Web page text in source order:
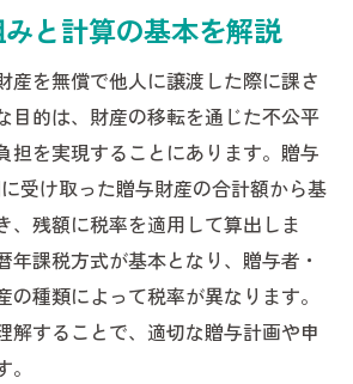
算で間違いやすいポイント解説
告で失敗しないための確認事項
算後の申告内容チェック方法
告ミスによるペナルティの回避策
算時の重要な書類管理のコツ
ての贈与税計算のコツを解説
節税に役立つ計算テクニック
基礎控除活用で税負担を軽減
例を活かした節税方法の紹介
と計算の基本を解説
産を無償で他人に譲渡した際に課さ
目的は、財産の移転を通じた不公平
担を実現することにあります。贈与
受け取った贈与財産の合計額から基
、残額に税率を適用して算出しま
年課税方式が基本となり、贈与者・
の種類によって税率が異なります。
解することで、適切な贈与計画や申